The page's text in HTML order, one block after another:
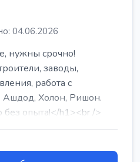
04.06.2026
нужны срочно!
заводы,
работа с
Ашдод, Холон, Ришон.
без опыта!</h1><br />